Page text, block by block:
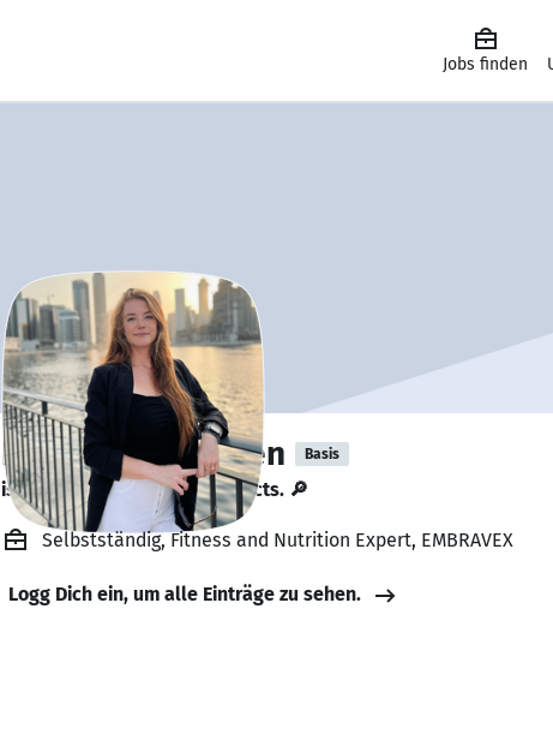
Jobs finden
Kyana Vandeursen Basis
is looking for freelance projects. 🔎
Selbstständig, Fitness and Nutrition Expert, EMBRAVEX
Logg Dich ein, um alle Einträge zu sehen.